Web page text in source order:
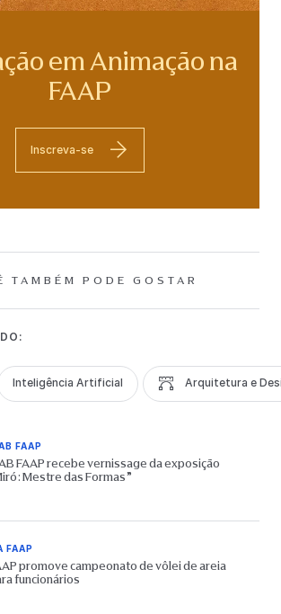
em Animação na
FAAP
Inscreva-se
TAMBÉM PODE GOSTAR
Inteligência Artificial Arquitetura e
FAAP
FAAP recebe vernissage da exposição
Mestre das Formas”
FAAP
promove campeonato de vôlei de areia
funcionários